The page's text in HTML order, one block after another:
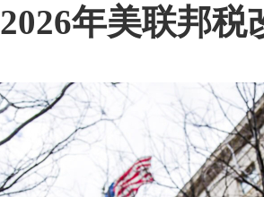
2026年美联邦税